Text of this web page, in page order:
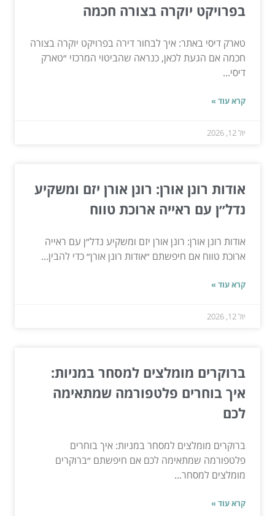
בפרויקט יוקרה בצורה חכמה
טארק דיסי באתר: איך לבחור דירה בפרויקט יוקרה בצורה
חכמה אם הגעת לכאן, כנראה שהביטוי המרכזי ״טארק
דיסי...
קרא עוד »
יול 12, 2026
אודות רונן אורן: רונן אורן יזם ומשקיע
נדל״ן עם ראייה ארוכת טווח
אודות רונן אורן: רונן אורן יזם ומשקיע נדל״ן עם ראייה
ארוכת טווח אם חיפשתם ״אודות רונן אורן״ כדי להבין...
קרא עוד »
יול 12, 2026
ברוקרים מומלצים למסחר במניות:
איך בוחרים פלטפורמה שמתאימה
לכם
ברוקרים מומלצים למסחר במניות: איך בוחרים
פלטפורמה שמתאימה לכם אם חיפשתם ״ברוקרים
מומלצים למסחר...
קרא עוד »